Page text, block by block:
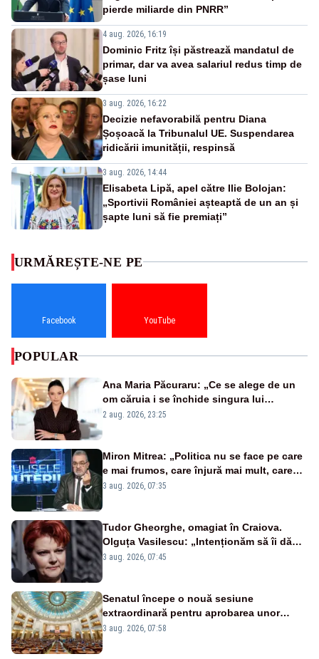
pierde miliarde din PNRR”
4 aug. 2026, 16:19
Dominic Fritz își păstrează mandatul de
primar, dar va avea salariul redus timp de
șase luni
3 aug. 2026, 16:22
Decizie nefavorabilă pentru Diana
Șoșoacă la Tribunalul UE. Suspendarea
ridicării imunității, respinsă
3 aug. 2026, 14:44
Elisabeta Lipă, apel către Ilie Bolojan:
„Sportivii României așteaptă de un an și
șapte luni să fie premiați”
URMĂREȘTE-NE PE
Facebook YouTube
POPULAR
Ana Maria Păcuraru: „Ce se alege de un
om căruia i se închide singura lui
portiță?”
2 aug. 2026, 23:25
Miron Mitrea: „Politica nu se face pe care
e mai frumos, care înjură mai mult, care
țipă mai tare, ci pe proiecte”
3 aug. 2026, 07:35
Tudor Gheorghe, omagiat în Craiova.
Olguța Vasilescu: „Intenționăm să îi dăm
numele lui”
3 aug. 2026, 07:45
Senatul începe o nouă sesiune
extraordinară pentru aprobarea unor
jaloane din PNRR
3 aug. 2026, 07:58